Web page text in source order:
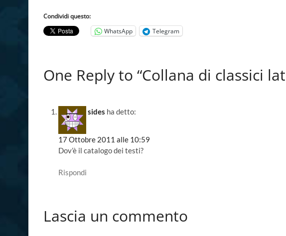
Condividi questo:
WhatsApp
Telegram
One Reply to “Collana di classici
sides ha detto:
17 Ottobre 2011 alle 10:59
Dov’è il catalogo dei testi?
Rispondi
Lascia un commento